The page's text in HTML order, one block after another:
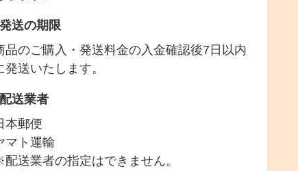
発送の期限
品のご購入・発送料金の入金確認後7日以内
発送いたします。
配送業者
本郵便
マト運輸
送業者の指定はできません。